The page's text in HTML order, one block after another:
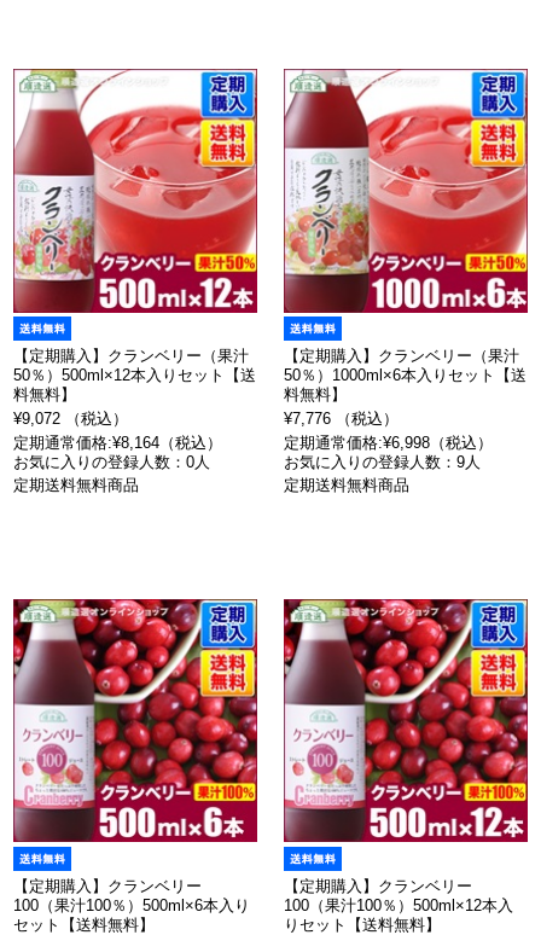
【定期購入】クランベリー（果汁
50％）500ml×12本入りセット【送
料無料】
¥9,072 （税込）
定期通常価格:¥8,164（税込）
お気に入りの登録人数：0人
定期送料無料商品
【定期購入】クランベリー（果汁
50％）1000ml×6本入りセット【送
料無料】
¥7,776 （税込）
定期通常価格:¥6,998（税込）
お気に入りの登録人数：9人
定期送料無料商品
【定期購入】クランベリー
100（果汁100％）500ml×6本入り
セット【送料無料】
【定期購入】クランベリー
100（果汁100％）500ml×12本入
りセット【送料無料】